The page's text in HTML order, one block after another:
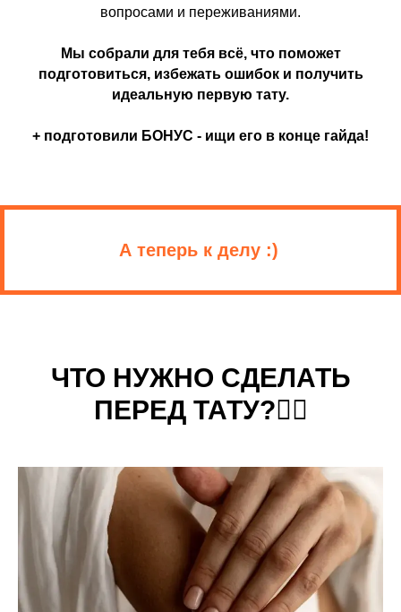
вопросами и переживаниями.
Мы собрали для тебя всё, что поможет
подготовиться, избежать ошибок и получить
идеальную первую тату.
+ подготовили БОНУС - ищи его в конце гайда!
А теперь к делу :)
ЧТО НУЖНО СДЕЛАТЬ
ПЕРЕД ТАТУ?👇🏻